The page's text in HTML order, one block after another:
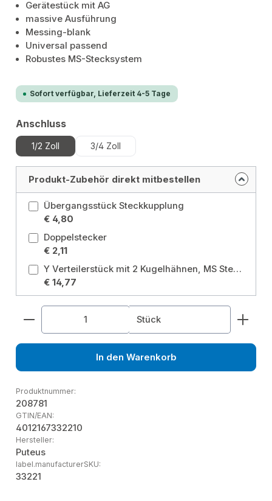
Gerätestück mit AG
massive Ausführung
Messing-blank
Universal passend
Robustes MS-Stecksystem
Sofort verfügbar, Lieferzeit 4-5 Tage
Anschlussauswählen
1/2 Zoll 3/4 Zoll
Produkt-Zubehör direkt mitbestellen
Übergangsstück Steckkupplung
€ 4,80
Doppelstecker
€ 2,11
Y Verteilerstück mit 2 Kugelhähnen, MS Stecksystem, 3x Steckkupplung Ausführung: Y-Verteilerstück, 3x Steckkupplung
€ 14,77
Produkt Anzahl: Gib den gewünschten Wert
Stück
In den Warenkorb
Produktnummer:
208781
GTIN/EAN:
4012167332210
Hersteller:
Puteus
label.manufacturerSKU:
33221